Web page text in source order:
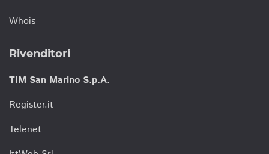
Whois
Rivenditori
TIM San Marino S.p.A.
Register.it
Telenet